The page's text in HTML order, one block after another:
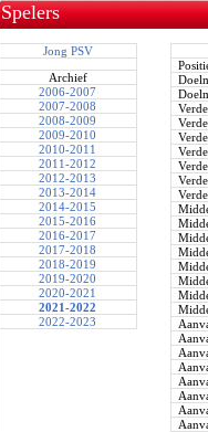
Spelers
Jong PSV
Archief
2006-2007
2007-2008
2008-2009
2009-2010
2010-2011
2011-2012
2012-2013
2013-2014
2014-2015
2015-2016
2016-2017
2017-2018
2018-2019
2019-2020
2020-2021
2021-2022
2022-2023